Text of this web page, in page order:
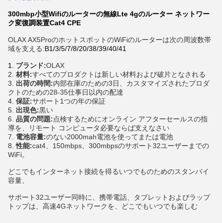
300mbp小型Wifiのルーターの無線Lte 4gのルーター ネットワー
ク変復調装置Cat4 CPE
OLAX AX5ProのホットスポットのWiFiのルーターは次の周波数帯
域を支える:B1/3/5/7/8/20/38/39/40/41
1. ブランド:OLAX
2. 材料:すべてのプロダクトは新しい材料および破片となされる
3. 出荷の時間:内部在庫のための3日、カスタマイズされたプロダ
クトのための28-35仕事日以内の配達
4. 保証:サポート1つの年の保証
5. 出現色:黒い
6. 品質の問題:点検するためにオンライン アフターセールスの指
導を、リモート コンピュータ必要ならば支えなさい
7. 電池容量:のない2000mah電池を使ってまたは電池
8. 性能:cat4、150mbps、300mbpsのサポート32ユーザーまでの
WiFi。
どこでもインターネット接続を得るいつでものためのスタンバイ
容量、
サポート32ユーザー同時に、携帯電話、タブレットおよびラップ
トップは、高速4Gネットワークを、どこでもいつでも楽しむ